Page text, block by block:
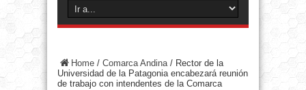
Home / Comarca Andina/ Rector de la
Universidad de la Patagonia encabezará reunión
de trabajo con intendentes de la Comarca